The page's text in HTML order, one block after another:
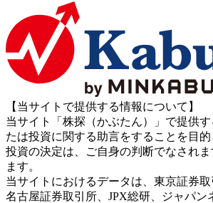
【当サイトで提供する情報について】
当サイト「株探（かぶたん）」で提供
たは投資に関する助言をすることを目的
投資の決定は、ご自身の判断でなされ
ます。
当サイトにおけるデータは、東京証券取
名古屋証券取引所、JPX総研、ジャパン